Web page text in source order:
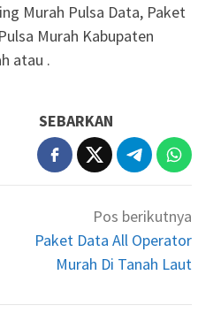
Murah Pulsa Data, Paket
Murah Kabupaten
atau .
SEBARKAN
Pos berikutnya
Paket Data All Operator
Murah Di Tanah Laut